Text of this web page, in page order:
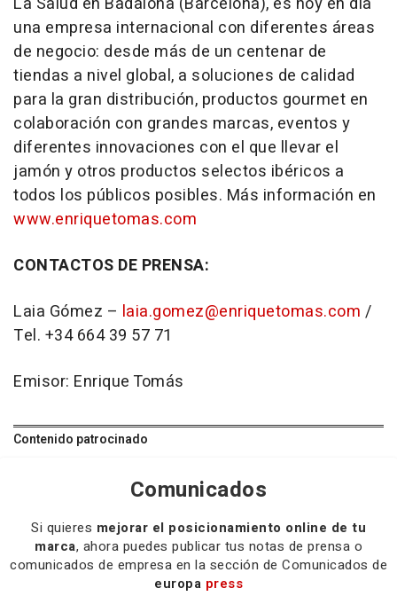
una empresa internacional con diferentes áreas
de negocio: desde más de un centenar de
tiendas a nivel global, a soluciones de calidad
para la gran distribución, productos gourmet en
colaboración con grandes marcas, eventos y
diferentes innovaciones con el que llevar el
jamón y otros productos selectos ibéricos a
todos los públicos posibles. Más información en
www.enriquetomas.com
CONTACTOS DE PRENSA:
Laia Gómez – laia.gomez@enriquetomas.com /
Tel. +34 664 39 57 71
Emisor: Enrique Tomás
Contenido patrocinado
Comunicados
Si quieres mejorar el posicionamiento online de tu
marca, ahora puedes publicar tus notas de prensa o
comunicados de empresa en la sección de Comunicados de
europa press